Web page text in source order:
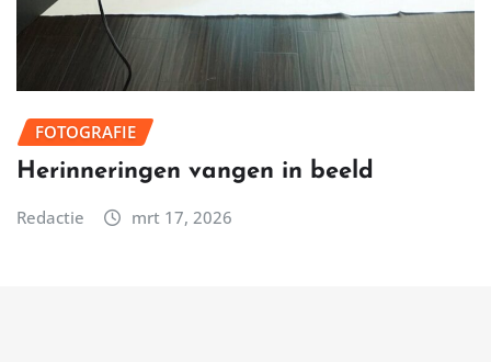
FOTOGRAFIE
Herinneringen vangen in beeld
Redactie mrt 17, 2026